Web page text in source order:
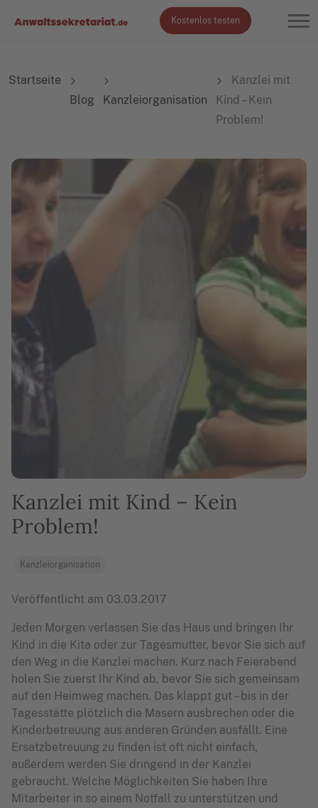
Kostenlos testen
Startseite
Blog
Kanzleiorganisation
Kanzlei mit
Kind – Kein
Problem!
Kanzlei mit Kind – Kein
Problem!
Kanzleiorganisation
Veröffentlicht am 03.03.2017
Jeden Morgen verlassen Sie das Haus und bringen Ihr
Kind in die Kita oder zur Tagesmutter, bevor Sie sich auf
den Weg in die Kanzlei machen. Kurz nach Feierabend
holen Sie zuerst Ihr Kind ab, bevor Sie sich gemeinsam
auf den Heimweg machen. Das klappt gut – bis in der
Tagesstätte plötzlich die Masern ausbrechen oder die
Kinderbetreuung aus anderen Gründen ausfällt. Eine
Ersatzbetreuung zu finden ist oft nicht einfach,
außerdem werden Sie dringend in der Kanzlei
gebraucht. Welche Möglichkeiten Sie haben Ihre
Mitarbeiter in so einem Notfall zu unterstützen und